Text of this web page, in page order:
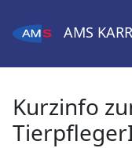
AMS
Kurzinfo